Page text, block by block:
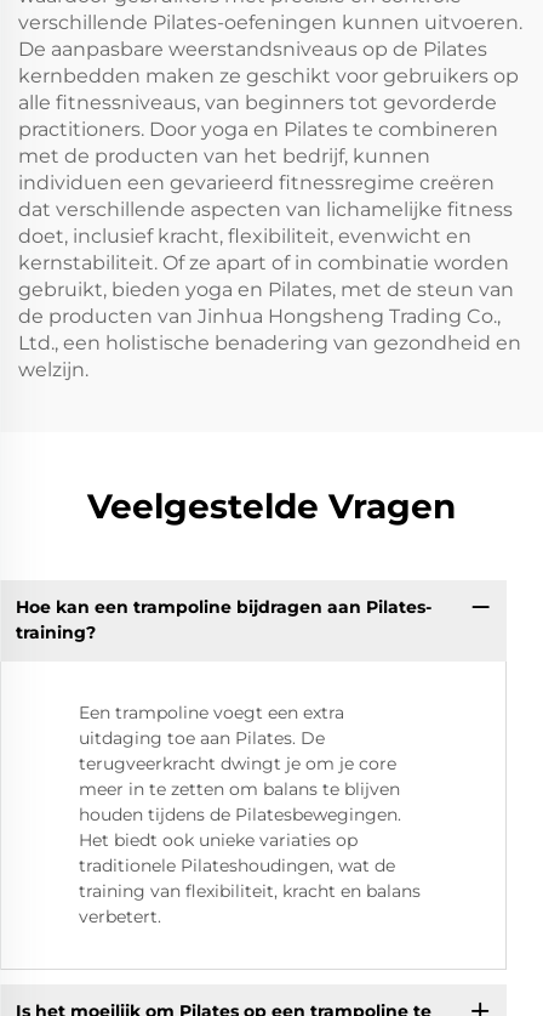
verschillende Pilates-oefeningen kunnen uitvoeren.
De aanpasbare weerstandsniveaus op de Pilates
kernbedden maken ze geschikt voor gebruikers op
alle fitnessniveaus, van beginners tot gevorderde
practitioners. Door yoga en Pilates te combineren
met de producten van het bedrijf, kunnen
individuen een gevarieerd fitnessregime creëren
dat verschillende aspecten van lichamelijke fitness
doet, inclusief kracht, flexibiliteit, evenwicht en
kernstabiliteit. Of ze apart of in combinatie worden
gebruikt, bieden yoga en Pilates, met de steun van
de producten van Jinhua Hongsheng Trading Co.,
Ltd., een holistische benadering van gezondheid en
welzijn.
Veelgestelde Vragen
Hoe kan een trampoline bijdragen aan Pilates-
training?
Een trampoline voegt een extra
uitdaging toe aan Pilates. De
terugveerkracht dwingt je om je core
meer in te zetten om balans te blijven
houden tijdens de Pilatesbewegingen.
Het biedt ook unieke variaties op
traditionele Pilateshoudingen, wat de
training van flexibiliteit, kracht en balans
verbetert.
Is het moeilijk om Pilates op een trampoline te